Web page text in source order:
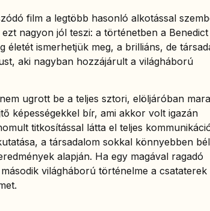
film a legtöbb hasonló alkotással
nagyon jól teszi: a történetben a Benedict
ismerhetjük meg, a brilliáns, de
aki nagyban hozzájárult a világháború
ugrott be a teljes sztori, elöljáróban
képességekkel bír, ami akkor volt igazán
titkosítással látta el teljes
a társadalom sokkal könnyebben
alapján. Ha egy magával ragadó
világháború történelme a csataterek